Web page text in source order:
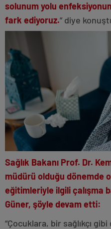
solunum yolu
fark ediyoruz.” diye
Sağlık Bakanı Prof. Dr.
müdürü olduğu dönemde
eğitimleriyle ilgili çalışma
Güner, şöyle devam etti:
“Çocuklara, bir sağlıkçı